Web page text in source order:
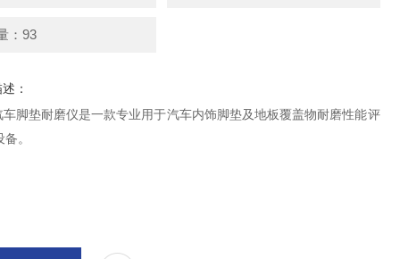
：93
：
车脚垫耐磨仪是一款专业用于汽车内饰脚垫及地板覆盖物耐磨性能评
。